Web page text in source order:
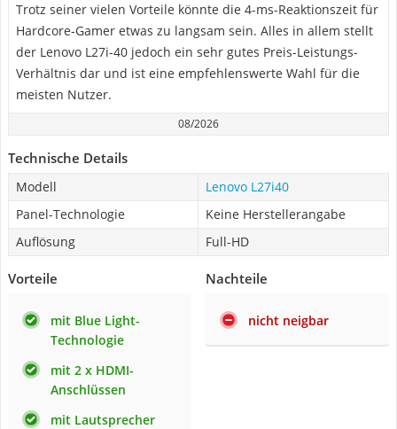
Trotz seiner vielen Vorteile könnte die 4-ms-Reaktionszeit für
Hardcore-Gamer etwas zu langsam sein. Alles in allem stellt
der Lenovo L27i-40 jedoch ein sehr gutes Preis-Leistungs-
Verhältnis dar und ist eine empfehlenswerte Wahl für die
meisten Nutzer.
08/2026
Technische Details
Modell
Lenovo L27i40
Panel-Technologie
Keine Herstellerangabe
Auflösung
Full-HD
Vorteile
mit Blue Light-
Technologie
mit 2 x HDMI-
Anschlüssen
mit Lautsprecher
Nachteile
nicht neigbar